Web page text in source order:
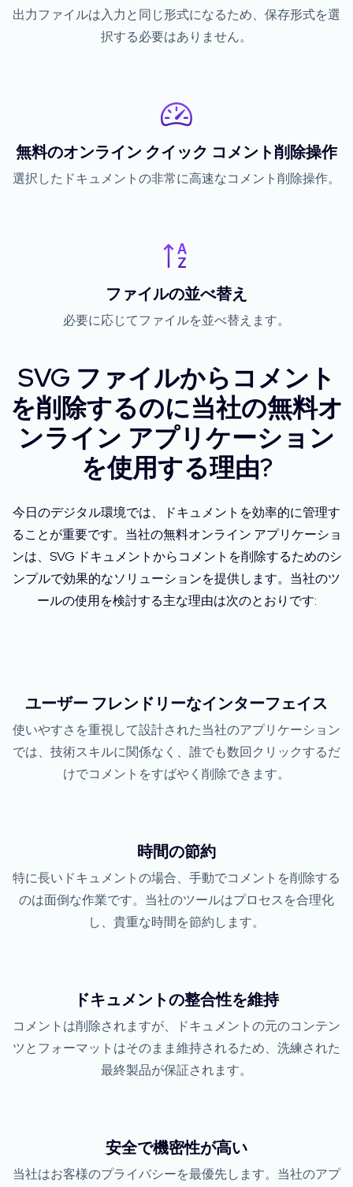
出力ファイルは入力と同じ形式になるため、保存形式を選
択する必要はありません。
無料のオンライン クイック コメント削除操作
選択したドキュメントの非常に高速なコメント削除操作。
ファイルの並べ替え
必要に応じてファイルを並べ替えます。
SVG ファイルからコメント
を削除するのに当社の無料オ
ンライン アプリケーション
を使用する理由?
今日のデジタル環境では、ドキュメントを効率的に管理す
ることが重要です。当社の無料オンライン アプリケーショ
ンは、SVG ドキュメントからコメントを削除するためのシ
ンプルで効果的なソリューションを提供します。当社のツ
ールの使用を検討する主な理由は次のとおりです:
ユーザー フレンドリーなインターフェイス
使いやすさを重視して設計された当社のアプリケーション
では、技術スキルに関係なく、誰でも数回クリックするだ
けでコメントをすばやく削除できます。
時間の節約
特に長いドキュメントの場合、手動でコメントを削除する
のは面倒な作業です。当社のツールはプロセスを合理化
し、貴重な時間を節約します。
ドキュメントの整合性を維持
コメントは削除されますが、ドキュメントの元のコンテン
ツとフォーマットはそのまま維持されるため、洗練された
最終製品が保証されます。
安全で機密性が高い
当社はお客様のプライバシーを最優先します。当社のアプ